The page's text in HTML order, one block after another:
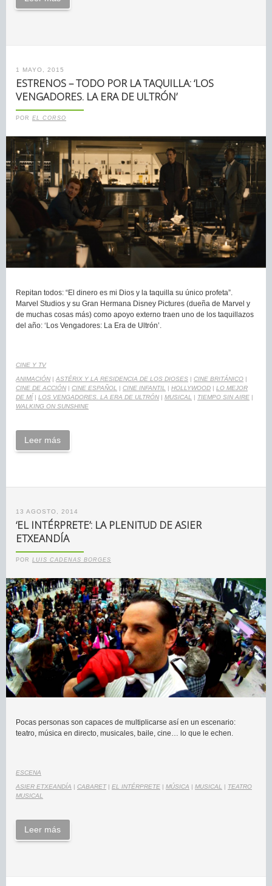
1 MAYO, 2015
ESTRENOS – TODO POR LA TAQUILLA: ‘LOS
VENGADORES. LA ERA DE ULTRÓN’
POR EL CORSO
Repitan todos: “El dinero es mi Dios y la taquilla su único profeta”.
Marvel Studios y su Gran Hermana Disney Pictures (dueña de Marvel y
de muchas cosas más) como apoyo externo traen uno de los taquillazos
del año: ‘Los Vengadores: La Era de Ultrón’.
CINE Y TV
ANIMACIÓN | ASTÉRIX Y LA RESIDENCIA DE LOS DIOSES | CINE BRITÁNICO |
CINE DE ACCIÓN | CINE ESPAÑOL | CINE INFANTIL | HOLLYWOOD | LO MEJOR
DE MÍ | LOS VENGADORES. LA ERA DE ULTRÓN | MUSICAL | TIEMPO SIN AIRE |
WALKING ON SUNSHINE
Leer más
13 AGOSTO, 2014
‘EL INTÉRPRETE’: LA PLENITUD DE ASIER
ETXEANDÍA
POR LUIS CADENAS BORGES
Pocas personas son capaces de multiplicarse así en un escenario:
teatro, música en directo, musicales, baile, cine… lo que le echen.
ESCENA
ASIER ETXEANDÍA CABARET| EL INTÉRPRETE MÚSICA MUSICAL
TEATRO
MUSICAL
Leer más